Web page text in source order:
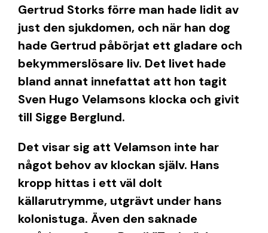
Gertrud Storks förre man hade lidit av
just den sjukdomen, och när han dog
hade Gertrud påbörjat ett gladare och
bekymmerslösare liv. Det livet hade
bland annat innefattat att hon tagit
Sven Hugo Velamsons klocka och givit
till Sigge Berglund.
Det visar sig att Velamson inte har
något behov av klockan själv. Hans
kropp hittas i ett väl dolt
källarutrymme, utgrävt under hans
kolonistuga. Även den saknade